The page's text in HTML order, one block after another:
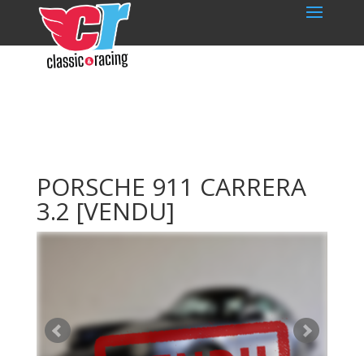
PORSCHE 911 CARRERA
3.2 [VENDU]